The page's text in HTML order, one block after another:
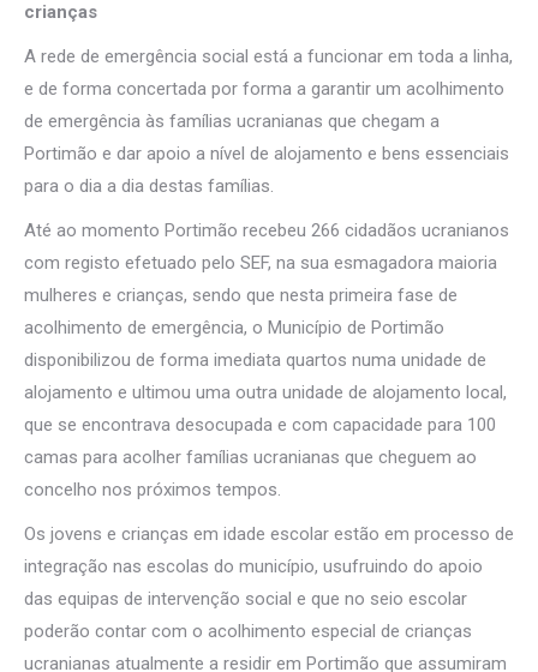
crianças
A rede de emergência social está a funcionar em toda a linha,
e de forma concertada por forma a garantir um acolhimento
de emergência às famílias ucranianas que chegam a
Portimão e dar apoio a nível de alojamento e bens essenciais
para o dia a dia destas famílias.
Até ao momento Portimão recebeu 266 cidadãos ucranianos
com registo efetuado pelo SEF, na sua esmagadora maioria
mulheres e crianças, sendo que nesta primeira fase de
acolhimento de emergência, o Município de Portimão
disponibilizou de forma imediata quartos numa unidade de
alojamento e ultimou uma outra unidade de alojamento local,
que se encontrava desocupada e com capacidade para 100
camas para acolher famílias ucranianas que cheguem ao
concelho nos próximos tempos.
Os jovens e crianças em idade escolar estão em processo de
integração nas escolas do município, usufruindo do apoio
das equipas de intervenção social e que no seio escolar
poderão contar com o acolhimento especial de crianças
ucranianas atualmente a residir em Portimão que assumiram